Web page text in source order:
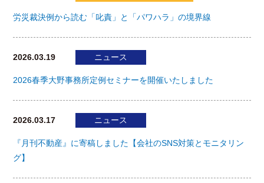
労災裁決例から読む「叱責」と「パワハラ」の境界線
2026.03.19 ニュース
2026春季大野事務所定例セミナーを開催いたしました
2026.03.17 ニュース
『月刊不動産』に寄稿しました【会社のSNS対策とモニタリン
グ】